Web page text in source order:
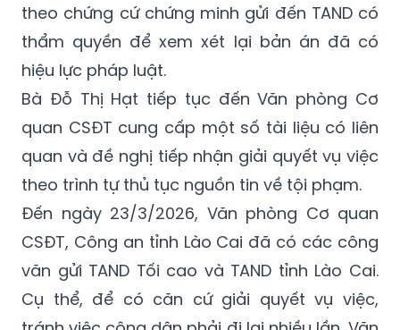
theo chứng cứ chứng minh gửi đến TAND có
thẩm quyền để xem xét lại bản án đã có
hiệu lực pháp luật.
Bà Đỗ Thị Hạt tiếp tục đến Văn phòng Cơ
quan CSĐT cung cấp một số tài liệu có liên
quan và đề nghị tiếp nhận giải quyết vụ việc
theo trình tự thủ tục nguồn tin về tội phạm.
Đến ngày 23/3/2026, Văn phòng Cơ quan
CSĐT, Công an tỉnh Lào Cai đã có các công
văn gửi TAND Tối cao và TAND tỉnh Lào Cai.
Cụ thể, để có căn cứ giải quyết vụ việc,